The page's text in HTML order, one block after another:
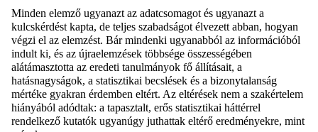
Minden elemző ugyanazt az adatcsomagot és ugyanazt a
kulcskérdést kapta, de teljes szabadságot élvezett abban, hogyan
végzi el az elemzést. Bár mindenki ugyanabból az információból
indult ki, és az újraelemzések többsége összességében
alátámasztotta az eredeti tanulmányok fő állításait, a
hatásnagyságok, a statisztikai becslések és a bizonytalanság
mértéke gyakran érdemben eltért. Az eltérések nem a szakértelem
hiányából adódtak: a tapasztalt, erős statisztikai háttérrel
rendelkező kutatók ugyanúgy juthattak eltérő eredményekre, mint